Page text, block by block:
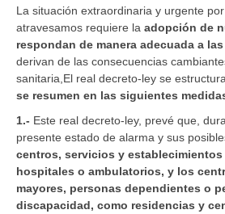
La situación extraordinaria y urgente
atravesamos requiere la adopción de
respondan de manera adecuada a
derivan de las consecuencias
sanitaria,El real decreto-ley se
se resumen en las siguientes
1.- Este real decreto-ley, prevé que,
presente estado de alarma y sus
centros, servicios y
hospitales o ambulatorios, y los
mayores, personas dependientes o
discapacidad, como residencias y